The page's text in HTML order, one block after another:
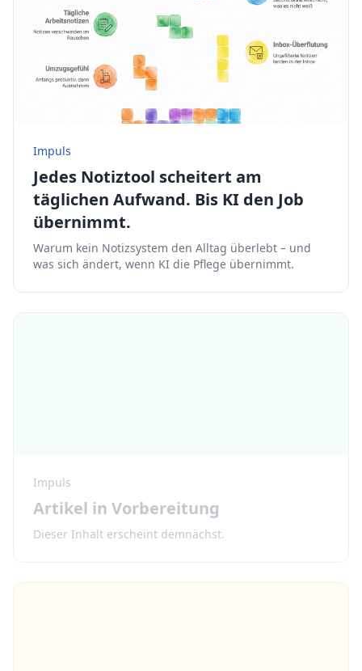
Impuls
Jedes Notiztool scheitert am
täglichen Aufwand. Bis KI den Job
übernimmt.
Warum kein Notizsystem den Alltag überlebt – und
was sich ändert, wenn KI die Pflege übernimmt.
Impuls
Artikel in Vorbereitung
Dieser Inhalt erscheint demnächst.